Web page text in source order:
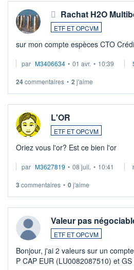
Rachat H2O
ETF ET OPCVM
sur mon compte espèces CTO
par M3406634 • 01 avr. • 10:39
24commentaires • 2 j'aime
L'OR
ETF ET OPCVM
Oriez vous l'or? Est ce bien l'or
par M3627819 • 08 juil. • 10:41
3 commentaires • 0j'aime
Valeur pas
ETF ET OPCVM
Bonjour, j'ai 2 valeurs sur un
P CAP EUR (LU0082087510) et